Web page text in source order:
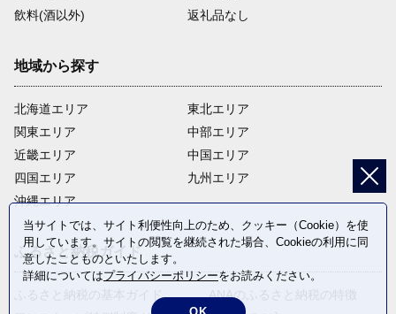
飲料(酒以外)
返礼品なし
地域から探す
北海道エリア
関東エリア
近畿エリア
四国エリア
沖縄エリア
東北エリア
中部エリア
中国エリア
九州エリア
ふるさと納税ガイド
ふるさと納税の基本ガイド
ANAのふるさと納税の特徴
当サイトでは、サイト利便性向上のため、クッキー（Cookie）を使
用しています。サイトの閲覧を継続された場合、Cookieの利用に同
意したことものといたします。
詳細についてはプライバシーポリシーをお読みください。